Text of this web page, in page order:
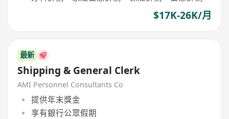
$17K-26K/月
最新
Shipping & General Clerk
AMI Personnel Consultants Co
提供年末獎金
享有銀行公眾假期